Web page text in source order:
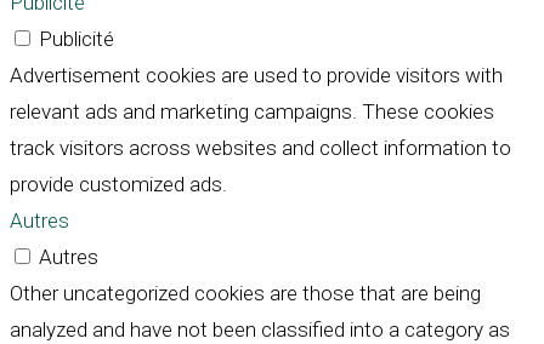
Publicité
Advertisement cookies are used to provide visitors with
relevant ads and marketing campaigns. These cookies
track visitors across websites and collect information to
provide customized ads.
Autres
Autres
Other uncategorized cookies are those that are being
analyzed and have not been classified into a category as